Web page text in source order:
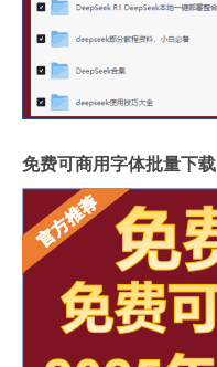
免费可商用字体批量下载